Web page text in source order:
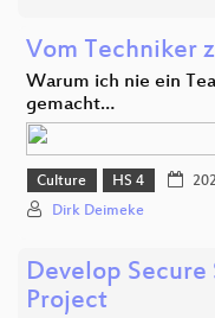
Vom Techniker
Warum ich nie ein
gemacht…
Culture HS 4
Dirk Deimeke
Develop
Project